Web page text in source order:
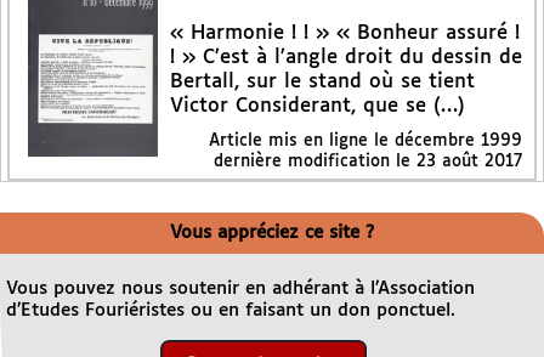
« Harmonie ! ! » « Bonheur assuré !
! » C’est à l’angle droit du dessin de
Bertall, sur le stand où se tient
Victor Considerant, que se (…)
Article mis en ligne le décembre 1999
dernière modification le 23 août 2017
Vous appréciez ce site ?
Vous pouvez nous soutenir en adhérant à l’Association
d’Etudes Fouriéristes ou en faisant un don ponctuel.